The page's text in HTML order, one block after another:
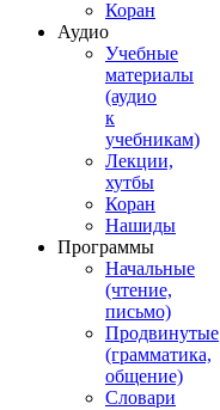
Коран
Аудио
Учебные
материалы
(аудио
к
учебникам)
Лекции,
хутбы
Коран
Нашиды
Программы
Начальные
(чтение,
письмо)
Продвинутые
(грамматика,
общение)
Словари